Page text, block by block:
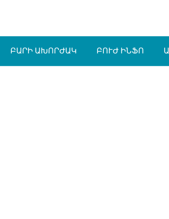
ԲԱՐԻ ԱԽՈՐԺԱԿ ԲՈՒԺ ԻՆՖՈ